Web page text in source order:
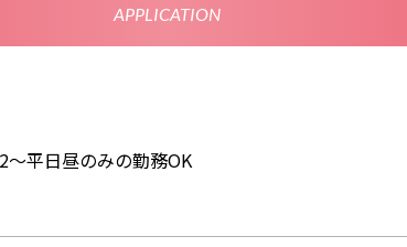
APPLICATION
平日昼のみの勤務OK